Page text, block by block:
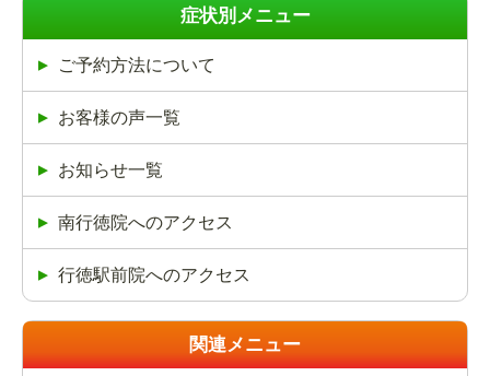
症状別メニュー
ご予約方法について
お客様の声一覧
お知らせ一覧
南行徳院へのアクセス
行徳駅前院へのアクセス
関連メニュー